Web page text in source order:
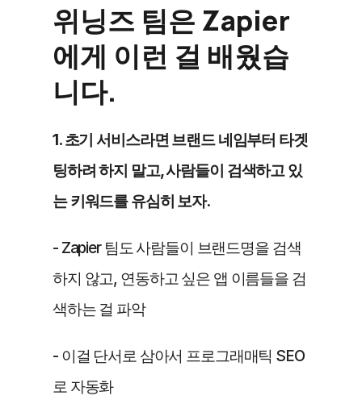
위닝즈 팀은 Zapier
에게 이런 걸 배웠습
니다.
1. 초기 서비스라면 브랜드 네임부터 타겟
팅하려 하지 말고, 사람들이 검색하고 있
는 키워드를 유심히 보자.
- Zapier 팀도 사람들이 브랜드명을 검색
하지 않고, 연동하고 싶은 앱 이름들을 검
색하는 걸 파악
- 이걸 단서로 삼아서 프로그래매틱 SEO
로 자동화